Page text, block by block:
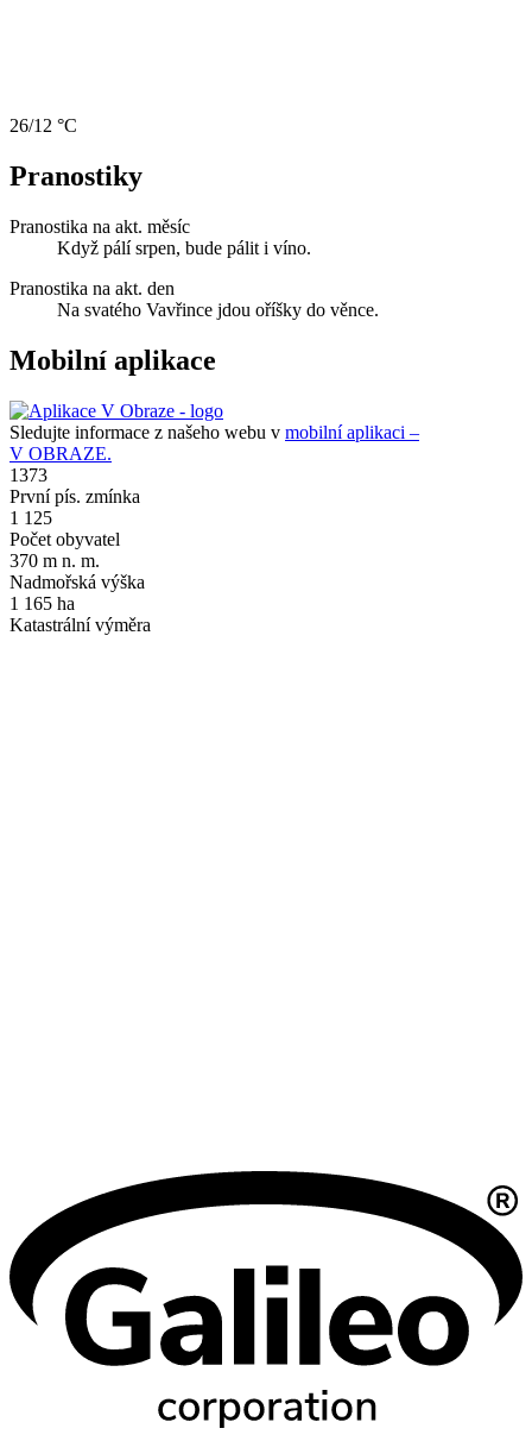
26/12 °C
Pranostiky
Pranostika na akt. měsíc
Když pálí srpen, bude pálit i víno.
Pranostika na akt. den
Na svatého Vavřince jdou oříšky do věnce.
Mobilní aplikace
Sledujte informace z našeho webu v mobilní aplikaci –
V OBRAZE.
1373
První pís. zmínka
1 125
Počet obyvatel
370 m n. m.
Nadmořská výška
1 165 ha
Katastrální výměra